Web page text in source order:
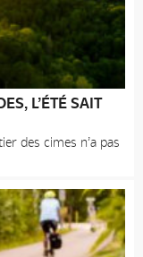
L’ÉTÉ SAIT
des cimes n’a pas